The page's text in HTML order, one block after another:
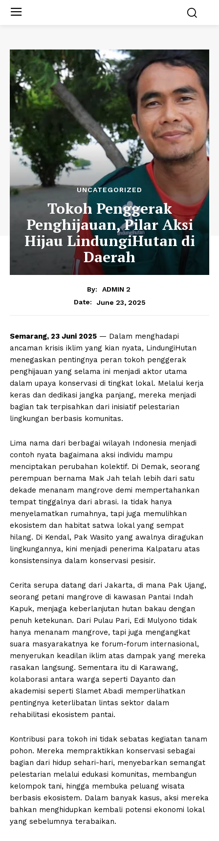
UNCATEGORIZED
Tokoh Penggerak
Penghijauan, Pilar Aksi
Hijau LindungiHutan di
Daerah
By:
ADMIN 2
Date:
June 23, 2025
Semarang, 23 Juni 2025 — Dalam menghadapi
ancaman krisis iklim yang kian nyata, LindungiHutan
menegaskan pentingnya peran tokoh penggerak
penghijauan yang selama ini menjadi aktor utama
dalam upaya konservasi di tingkat lokal. Melalui kerja
keras dan dedikasi jangka panjang, mereka menjadi
bagian tak terpisahkan dari inisiatif pelestarian
lingkungan berbasis komunitas.
Lima nama dari berbagai wilayah Indonesia menjadi
contoh nyata bagaimana aksi individu mampu
menciptakan perubahan kolektif. Di Demak, seorang
perempuan bernama Mak Jah telah lebih dari satu
dekade menanam mangrove demi mempertahankan
tempat tinggalnya dari abrasi. Ia tidak hanya
menyelamatkan rumahnya, tapi juga memulihkan
ekosistem dan habitat satwa lokal yang sempat
hilang. Di Kendal, Pak Wasito yang awalnya diragukan
lingkungannya, kini menjadi penerima Kalpataru atas
konsistensinya dalam konservasi pesisir.
Cerita serupa datang dari Jakarta, di mana Pak Ujang,
seorang petani mangrove di kawasan Pantai Indah
Kapuk, menjaga keberlanjutan hutan bakau dengan
penuh ketekunan. Dari Pulau Pari, Edi Mulyono tidak
hanya menanam mangrove, tapi juga mengangkat
suara masyarakatnya ke forum-forum internasional,
menyerukan keadilan iklim atas dampak yang mereka
rasakan langsung. Sementara itu di Karawang,
kolaborasi antara warga seperti Dayanto dan
akademisi seperti Slamet Abadi memperlihatkan
pentingnya keterlibatan lintas sektor dalam
rehabilitasi ekosistem pantai.
Kontribusi para tokoh ini tidak sebatas kegiatan tanam
pohon. Mereka mempraktikkan konservasi sebagai
bagian dari hidup sehari-hari, menyebarkan semangat
pelestarian melalui edukasi komunitas, membangun
kelompok tani, hingga membuka peluang wisata
berbasis ekosistem. Dalam banyak kasus, aksi mereka
bahkan menghidupkan kembali potensi ekonomi lokal
yang sebelumnya terabaikan.